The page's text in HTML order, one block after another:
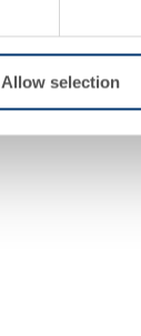
Allow selection
responsability